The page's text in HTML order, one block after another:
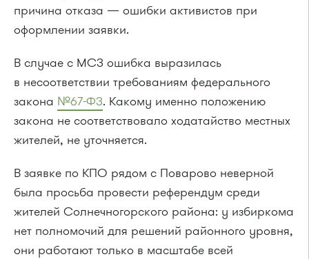
причина отказа — ошибки активистов при
оформлении заявки.
В случае с МСЗ ошибка выразилась
в несоответствии требованиям федерального
закона №67-ФЗ. Какому именно положению
закона не соответствовало ходатайство местных
жителей, не уточняется.
В заявке по КПО рядом с Поварово неверной
была просьба провести референдум среди
жителей Солнечногорского района: у избиркома
нет полномочий для решений районного уровня,
они работают только в масштабе всей